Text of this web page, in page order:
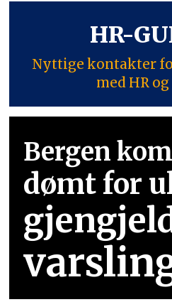
HR-
Nyttige kontakter
med HR
Bergen
dømt for